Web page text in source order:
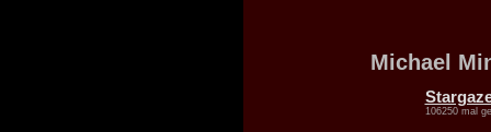
Michael
106250 mal